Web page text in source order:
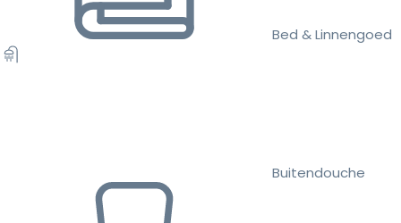
Bed & Linnengoed
Buitendouche